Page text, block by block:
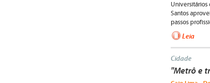
Universitários
Santos
passos
Leia
Cidade
"Metrô e